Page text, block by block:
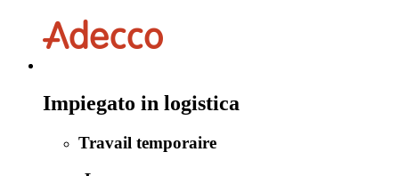
Impiegato in logistica
Travail temporaire